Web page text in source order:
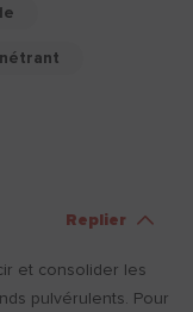
Replier
et consolider les
pulvérulents. Pour